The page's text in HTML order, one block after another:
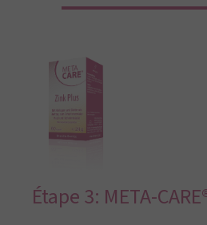
Étape 3: META-